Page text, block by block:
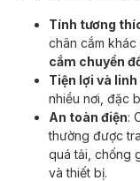
Tính tương
chân cắm khác
cắm chuyển
Tiện lợi và
nhiều nơi, đặc
An toàn điện:
thường được
quá tải, chống
và thiết bị.